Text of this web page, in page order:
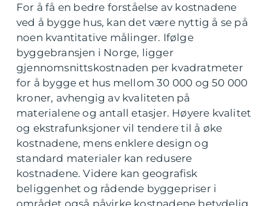
For å få en bedre forståelse av kostnadene
ved å bygge hus, kan det være nyttig å se på
noen kvantitative målinger. Ifølge
byggebransjen i Norge, ligger
gjennomsnittskostnaden per kvadratmeter
for å bygge et hus mellom 30 000 og 50 000
kroner, avhengig av kvaliteten på
materialene og antall etasjer. Høyere kvalitet
og ekstrafunksjoner vil tendere til å øke
kostnadene, mens enklere design og
standard materialer kan redusere
kostnadene. Videre kan geografisk
beliggenhet og rådende byggepriser i
området også påvirke kostnadene betydelig.